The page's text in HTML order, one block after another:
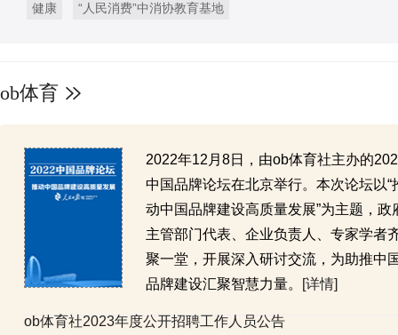
健康 “人民消费”中消协教育基地
ob体育
2022年12月8日，由ob体育社主办的
中国品牌论坛在北京举行。本次论坛以“
动中国品牌建设高质量发展”为主题，政
主管部门代表、企业负责人、专家学者
聚一堂，开展深入研讨交流，为助推中
品牌建设汇聚智慧力量。
[详情]
ob体育社2023年度公开招聘工作人员公告